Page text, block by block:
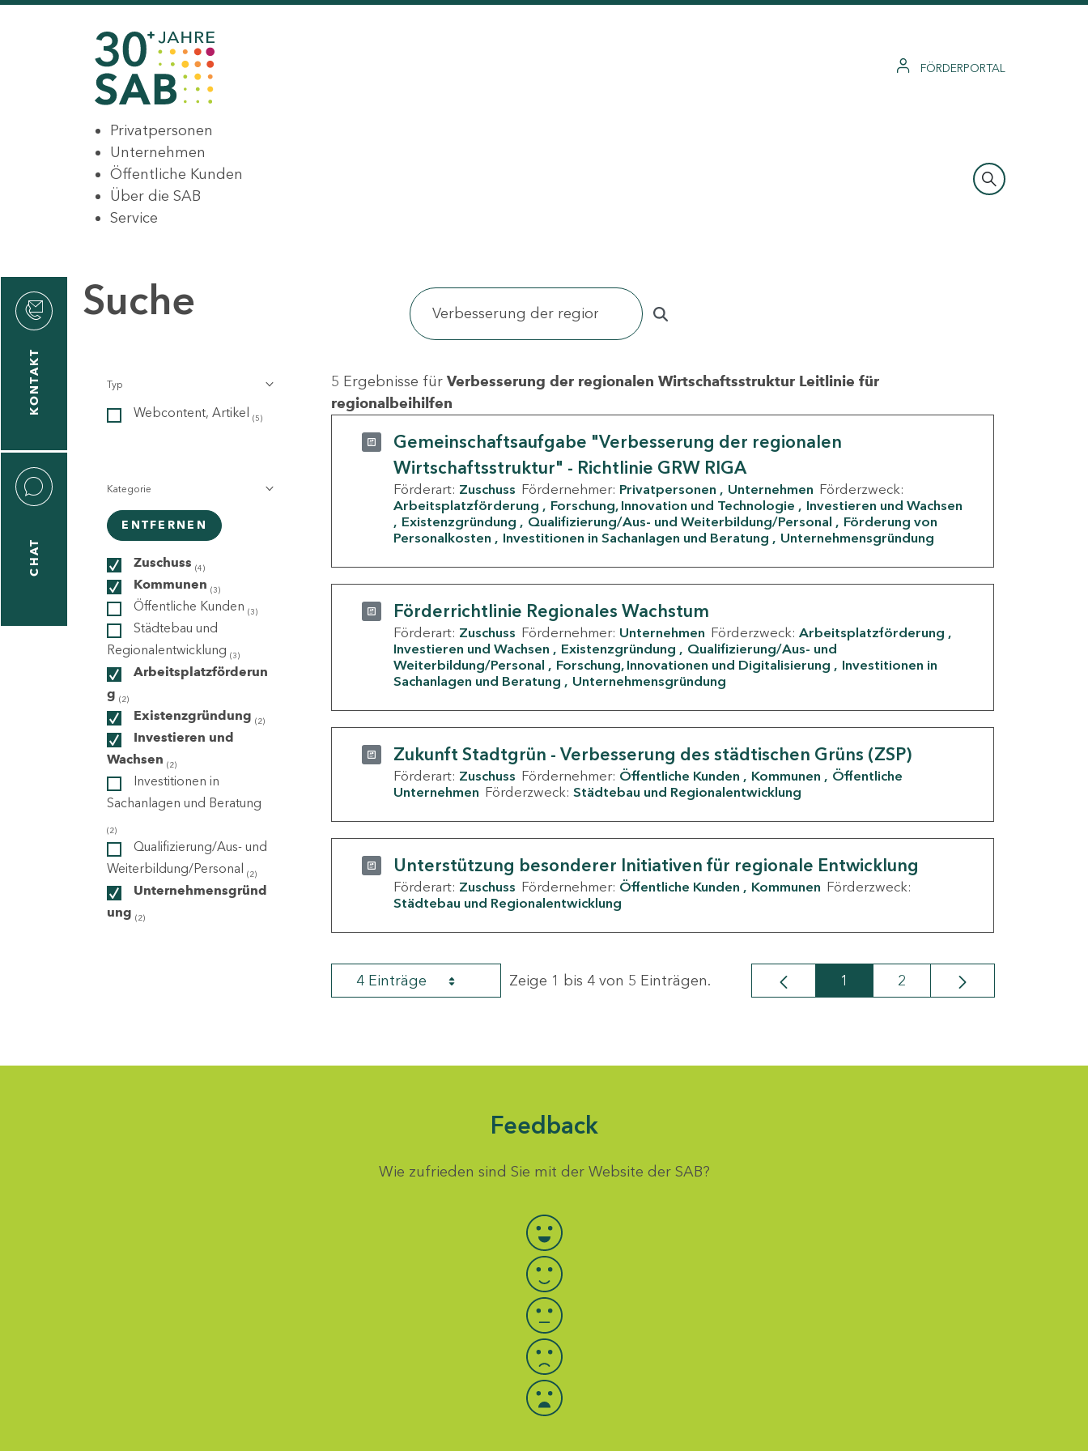
FÖRDERPORTAL
Privatpersonen
Unternehmen
Öffentliche Kunden
Über die SAB
Service
KONTAKT
CHAT
Suche
Typ
Webcontent, Artikel (5)
Kategorie
ENTFERNEN
Zuschuss (4)
Kommunen (3)
Öffentliche Kunden (3)
Städtebau und
Regionalentwicklung (3)
Arbeitsplatzförderun
g (2)
Existenzgründung (2)
Investieren und
Wachsen (2)
Investitionen in
Sachanlagen und Beratung
(2)
Qualifizierung/Aus- und
Weiterbildung/Personal (2)
Unternehmensgründ
ung (2)
5 Ergebnisse für Verbesserung der regionalen Wirtschaftsstruktur Leitlinie für
regionalbeihilfen
Gemeinschaftsaufgabe "Verbesserung der regionalen
Wirtschaftsstruktur" - Richtlinie GRW RIGA
Förderart: Zuschuss Fördernehmer: Privatpersonen Unternehmen Förderzweck:
Arbeitsplatzförderung
Forschung, Innovation und Technologie
Investieren und Wachsen
Existenzgründung
Qualifizierung/Aus- und Weiterbildung/Personal
Förderung von
Personalkosten
Investitionen in Sachanlagen und Beratung Unternehmensgründung
Förderrichtlinie Regionales Wachstum
Förderart: Zuschuss Fördernehmer: Unternehmen Förderzweck: Arbeitsplatzförderung
Investieren und Wachsen
Existenzgründung
Qualifizierung/Aus- und
Weiterbildung/Personal
Forschung, Innovationen und Digitalisierung
Investitionen in
Sachanlagen und Beratung
Unternehmensgründung
Zukunft Stadtgrün - Verbesserung des städtischen Grüns (ZSP)
Förderart: Zuschuss Fördernehmer: Öffentliche Kunden Kommunen
Öffentliche
Unternehmen Förderzweck: Städtebau und Regionalentwicklung
Unterstützung besonderer Initiativen für regionale Entwicklung
Förderart: Zuschuss Fördernehmer: Öffentliche Kunden Kommunen Förderzweck:
Städtebau und Regionalentwicklung
4 Einträge Zeige 1 bis 4 von 5 Einträgen. Seite
1 Seite
2
Feedback
Wie zufrieden sind Sie mit der Website der SAB?
Bewertung auswählen